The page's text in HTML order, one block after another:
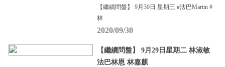
【繼續問盤】 9月30日 星期三 #法巴Martin #
林
2020/09/30
【繼續問盤】 9月29日星期二 林淑敏
法巴林恩 林嘉麒